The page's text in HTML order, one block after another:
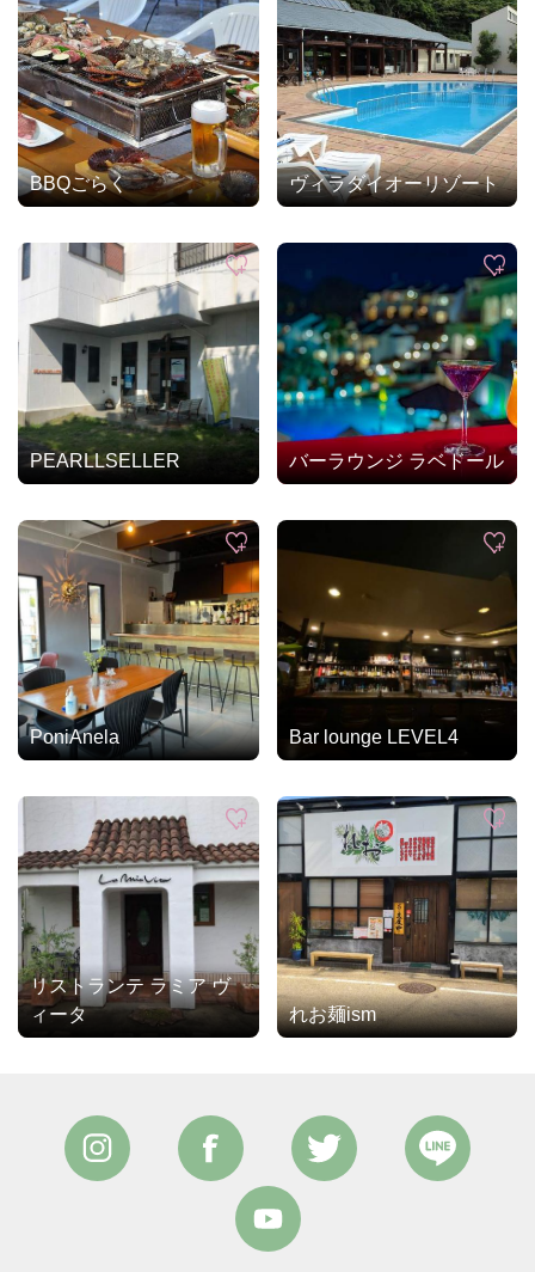
BBQごらく ヴィラダイオーリゾート
PEARLLSELLER バーラウンジ ラベドール
PoniAnela Bar lounge LEVEL4
リストランテ ラミア ヴ
ィータ
れお麺ism